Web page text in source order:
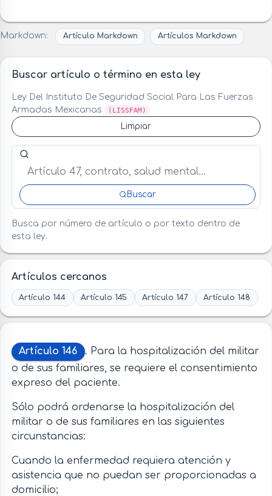
Markdown: Artículo Markdown Artículos Markdown
Buscar artículo o término en esta ley
Ley Del Instituto De Seguridad Social Para Las Fuerzas
Armadas Mexicanas
(LISSFAM)
Limpiar
Buscar artículo o término en esta ley
Buscar
Busca por número de artículo o por texto dentro de
esta ley.
Artículos cercanos
Artículo 144 Artículo 145 Artículo 147 Artículo 148
Artículo 146
. Para la hospitalización del militar
o de sus familiares, se requiere el consentimiento
expreso del paciente.
Sólo podrá ordenarse la hospitalización del
militar o de sus familiares en las siguientes
circunstancias:
Cuando la enfermedad requiera atención y
asistencia que no puedan ser proporcionadas a
domicilio;